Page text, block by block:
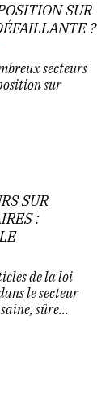
SUR
?
secteurs
sur
SUR
:
de la loi
le secteur
sûre...